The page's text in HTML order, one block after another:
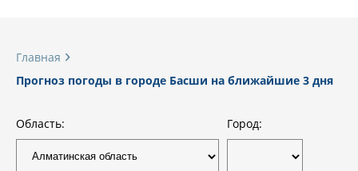
Главная
Прогноз погоды в городе Басши на ближайшие 3 дня
Область: Город: